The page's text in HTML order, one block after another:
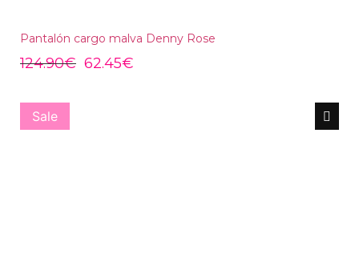
Pantalón cargo malva Denny Rose
124.90€ 62.45€
Sale